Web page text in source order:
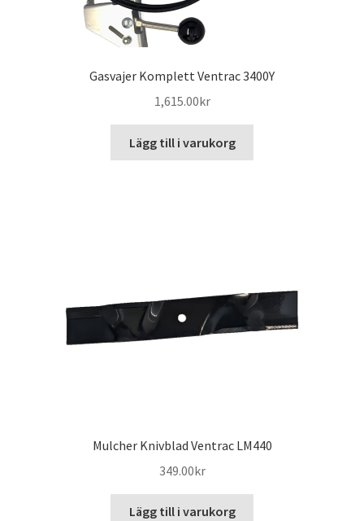
Gasvajer Komplett Ventrac 3400Y
1,615.00kr
Lägg till i varukorg
Mulcher Knivblad Ventrac LM440
349.00kr
Lägg till i varukorg